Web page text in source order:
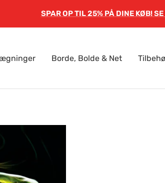
SPAR OP TIL 25% PÅ DINE KØB!
Borde, Bolde & Net